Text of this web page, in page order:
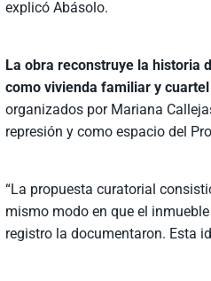
explicó Abásolo.
La obra reconstruye la historia
como vivienda familiar y cuartel
organizados por Mariana
represión y como espacio del
“La propuesta curatorial
mismo modo en que el
registro la documentaron. Esta